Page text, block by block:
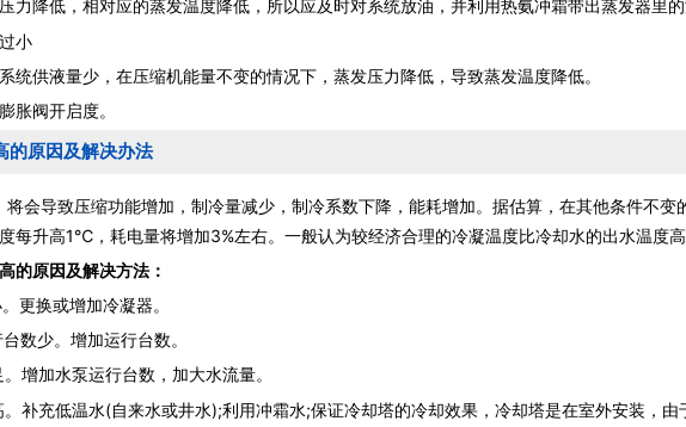
力降低，相对应的蒸发温度降低，所以应及时对系统放油，并利用热氨冲霜带出蒸发器里的
小
供液量少，在压缩机能量不变的情况下，蒸发压力降低，导致蒸发温度降低。
胀阀开启度。
的原因及解决办法
导致压缩功能增加，制冷量减少，制冷系数下降，能耗增加。据估算，在其他条件不变
每升高1℃，耗电量将增加3%左右。一般认为较经济合理的冷凝温度比冷却水的出水温度
的原因及解决方法：
换或增加冷凝器。
少。增加运行台数。
加水泵运行台数，加大水流量。
充低温水(自来水或井水);利用冲霜水;保证冷却塔的冷却效果，冷却塔是在室外安装，由